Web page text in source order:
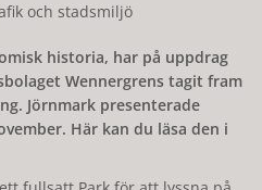
och stadsmiljö
historia, har på uppdrag
Wennergrens tagit fram
Jörnmark presenterade
Här kan du läsa den i